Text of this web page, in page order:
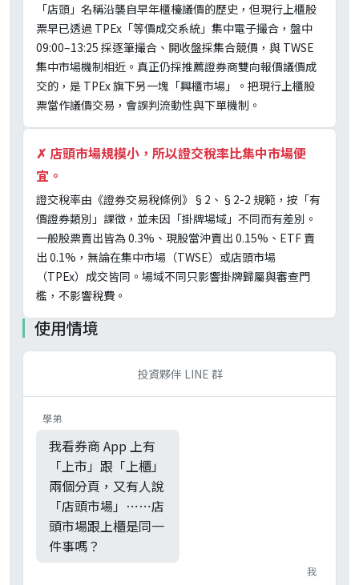
「店頭」名稱沿襲自早年櫃檯議價的歷史，但現行上櫃股
票早已透過 TPEx「等價成交系統」集中電子撮合，盤中
09:00–13:25 採逐筆撮合、開收盤採集合競價，與 TWSE
集中市場機制相近。真正仍採推薦證券商雙向報價議價成
交的，是 TPEx 旗下另一塊「興櫃市場」。把現行上櫃股
票當作議價交易，會誤判流動性與下單機制。
✗ 店頭市場規模小，所以證交稅率比集中市場便
宜。
證交稅率由《證券交易稅條例》§2、§2-2 規範，按「有
價證券類別」課徵，並未因「掛牌場域」不同而有差別。
一般股票賣出皆為 0.3%、現股當沖賣出 0.15%、ETF 賣
出 0.1%，無論在集中市場（TWSE）或店頭市場
（TPEx）成交皆同。場域不同只影響掛牌歸屬與審查門
檻，不影響稅費。
使用情境
投資夥伴 LINE 群
學弟
我看券商 App 上有
「上市」跟「上櫃」
兩個分頁，又有人說
「店頭市場」⋯⋯店
頭市場跟上櫃是同一
件事嗎？
我